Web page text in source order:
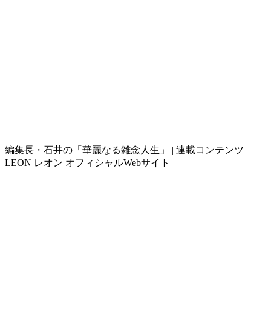
編集長・石井の「華麗なる雑念人生」 | 連載コンテンツ |
LEON レオン オフィシャルWebサイト